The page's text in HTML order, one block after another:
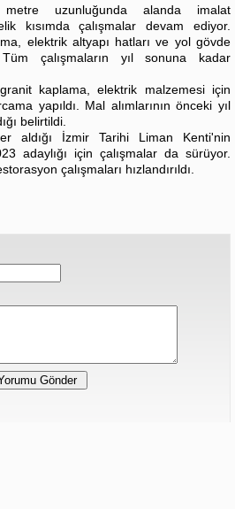
uzunluğunda alanda imalat
kısımda çalışmalar devam ediyor.
elektrik altyapı hatları ve yol gövde
Tüm çalışmaların yıl sonuna kadar
kaplama, elektrik malzemesi için
yapıldı. Mal alımlarının önceki yıl
belirtildi.
aldığı İzmir Tarihi Liman Kenti'nin
adaylığı için çalışmalar da sürüyor.
çalışmaları hızlandırıldı.